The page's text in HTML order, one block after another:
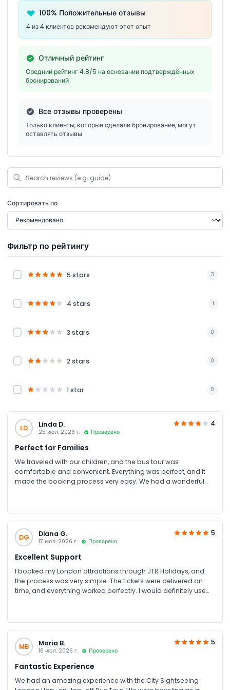
100% Положительные отзывы
4 из 4 клиентов рекомендуют этот опыт
Отличный рейтинг
Средний рейтинг 4.8/5 на основании подтверждённых
бронирований
Все отзывы проверены
Только клиенты, которые сделали бронирование, могут
оставлять отзывы
Сортировать по:
Фильтр по рейтингу
5 stars 3
4 stars 1
3 stars 0
2 stars 0
1 star 0
LD Linda D.
25 июл. 2026 г. Проверено
4
Perfect for Families
We traveled with our children, and the bus tour was
comfortable and convenient. Everything was perfect, and it
made the booking process very easy. We had a wonderful
DG Diana G.
17 июл. 2026 г. Проверено
5
Excellent Support
I booked my London attractions through JTR Holidays, and
the process was very simple. The tickets were delivered on
time, and everything worked perfectly. I would definitely use
MB Maria B.
16 июл. 2026 г. Проверено
5
Fantastic Experience
We had an amazing experience with the City Sightseeing